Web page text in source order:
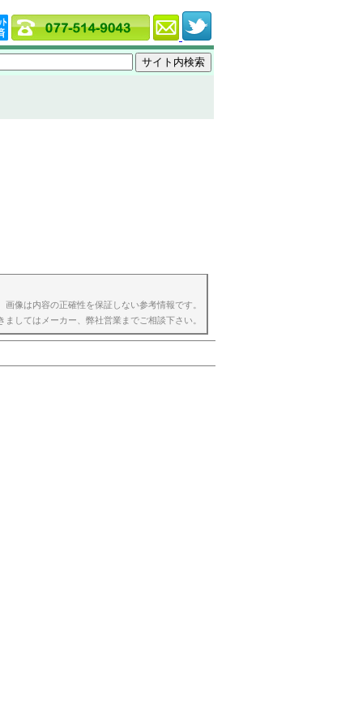
像は内容の正確性を保証しない参考情報です。
ましてはメーカー、弊社営業までご相談下さい。